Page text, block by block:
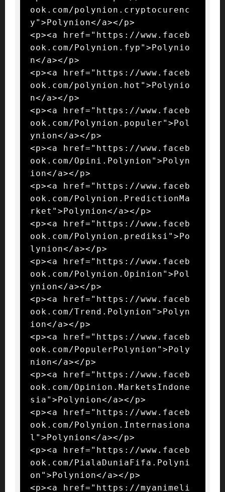
ook.com/polynion.cryptocurenc
y">Polynion</a></p>
<p><a href="https://www.faceb
ook.com/Polynion.fyp">Polynio
n</a></p>
<p><a href="https://www.faceb
ook.com/polynion.hot">Polynio
n</a></p>
<p><a href="https://www.faceb
ook.com/Polynion.populer">Pol
ynion</a></p>
<p><a href="https://www.faceb
ook.com/Opini.Polynion">Polyn
ion</a></p>
<p><a href="https://www.faceb
ook.com/Polynion.PredictionMa
rket">Polynion</a></p>
<p><a href="https://www.faceb
ook.com/Polynion.prediksi">Po
lynion</a></p>
<p><a href="https://www.faceb
ook.com/Polynion.Opinion">Pol
ynion</a></p>
<p><a href="https://www.faceb
ook.com/Trend.Polynion">Polyn
ion</a></p>
<p><a href="https://www.faceb
ook.com/PopulerPolynion">Poly
nion</a></p>
<p><a href="https://www.faceb
ook.com/Opinion.MarketsIndone
sia">Polynion</a></p>
<p><a href="https://www.faceb
ook.com/Polynion.Internasiona
l">Polynion</a></p>
<p><a href="https://www.faceb
ook.com/PialaDuniaFifa.Polyni
on">Polynion</a></p>
<p><a href="https://myanimeli